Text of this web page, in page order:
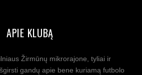
APIE KLUBĄ
Žirmūnų mikrorajone, tyliai ir
gandų apie bene kuriamą futbolo